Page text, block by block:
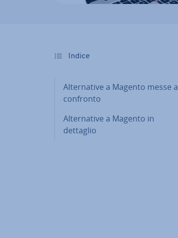
Indice
Al­ter­na­ti­ve a Magento messe a
confronto
Al­ter­na­ti­ve a Magento in
dettaglio